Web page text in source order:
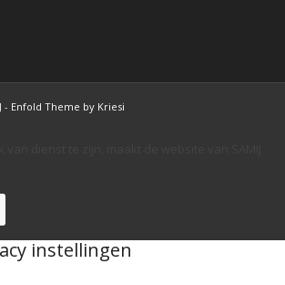
- Enfold Theme by Kriesi
instellingen